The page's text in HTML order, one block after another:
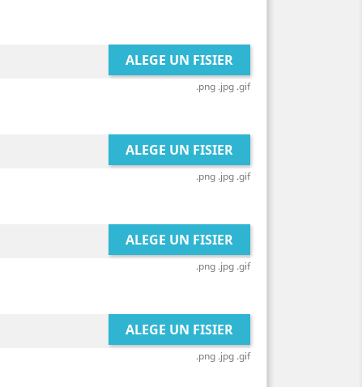
ALEGE UN FISIER
.png .jpg .gif
ALEGE UN FISIER
.png .jpg .gif
ALEGE UN FISIER
.png .jpg .gif
ALEGE UN FISIER
.png .jpg .gif